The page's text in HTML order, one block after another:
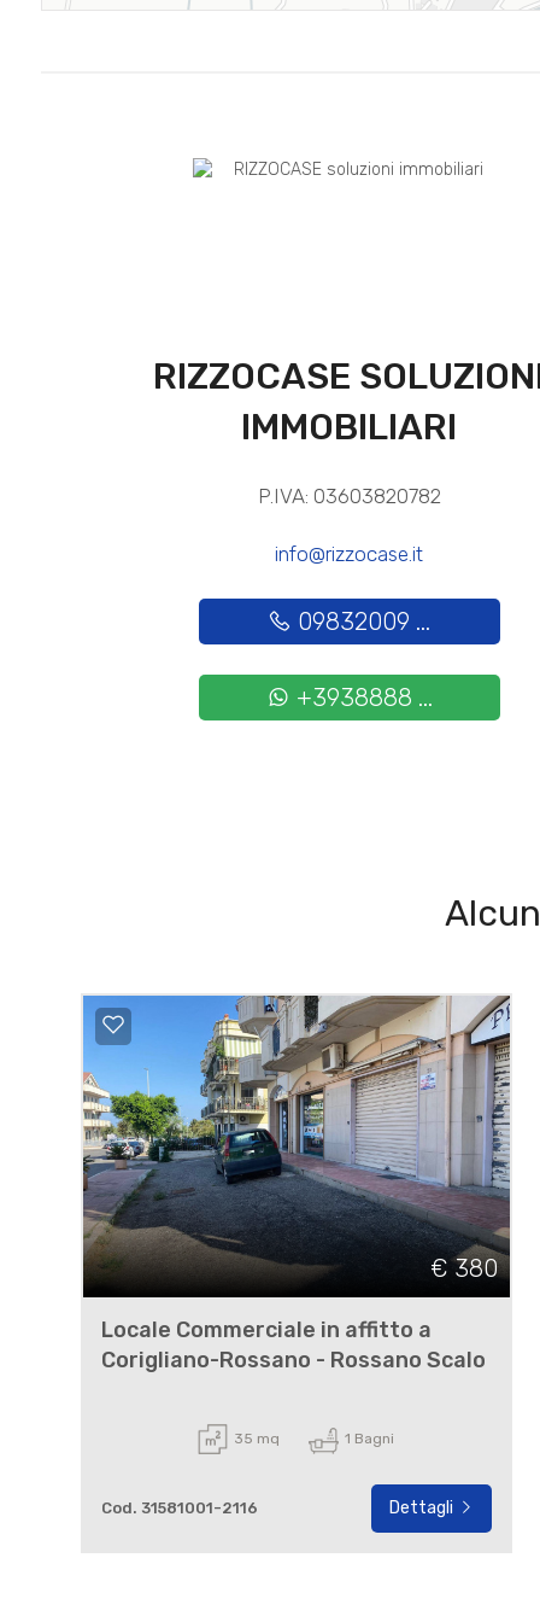
RIZZOCASE
IMMOBILIARI
P.IVA: 03603820782
info@rizzocase.it
09832009 ...
+3938888 ...
€ 380
Locale Commerciale in affitto a
Corigliano-Rossano - Rossano Scalo
35 mq 1 Bagni
Cod. 31581001-2116 Dettagli